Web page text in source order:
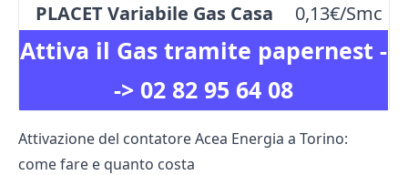
Attiva il Gas tramite papernest -
-> 02 82 95 64 08
PLACET Variabile Gas Casa
0,13€/Smc
Attivazione del contatore Acea Energia a Torino:
come fare e quanto costa